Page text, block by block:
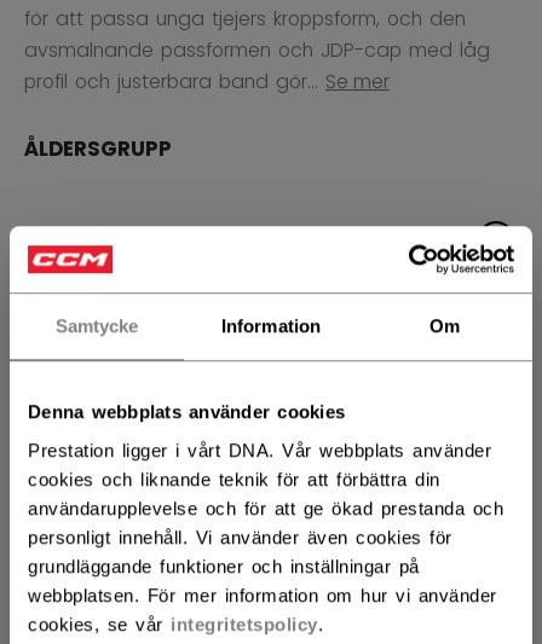
Samtycke Information Om
Denna webbplats använder cookies
Prestation ligger i vårt DNA. Vår webbplats använder
cookies och liknande teknik för att förbättra din
användarupplevelse och för att ge ökad prestanda och
personligt innehåll. Vi använder även cookies för
grundläggande funktioner och inställningar på
webbplatsen. För mer information om hur vi använder
cookies, se vår integritetspolicy.
för att passa unga tjejers kroppsform, och den
avsmalnande passformen och JDP-cap med låg
profil och justerbara band gör... Se mer
ÅLDERSGRUPP
SENIOR 1399,00 kr
JUNIOR 749,00 kr
S/M M/L
ANTAL